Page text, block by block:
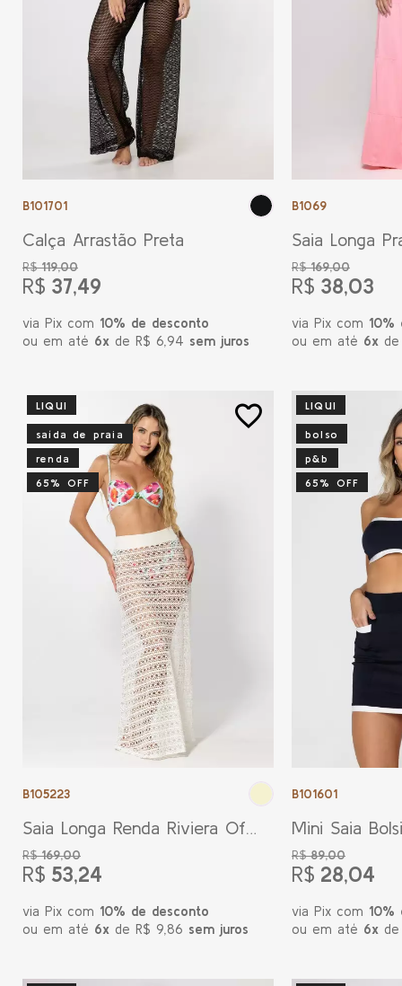
B101701
Calça Arrastão Preta
R$119,00
R$ 37,49
via Pix com 10% de desconto
ou em até 6x de R$ 6,94 sem juros
B1069
Saia Longa
Claro
R$169,00
R$ 38,03
via Pix com 10%
ou em até 6x
LIQUI
saída de praia
renda
65% OFF
favorite_border
B105223
Saia Longa Renda Riviera Off
White
R$169,00
R$ 53,24
via Pix com 10% de desconto
ou em até 6x de R$ 9,86 sem juros
LIQUI
bolso
p&b
65% OFF
B101601
Mini Saia
Preta
R$89,00
R$ 28,04
via Pix com 10%
ou em até 6x